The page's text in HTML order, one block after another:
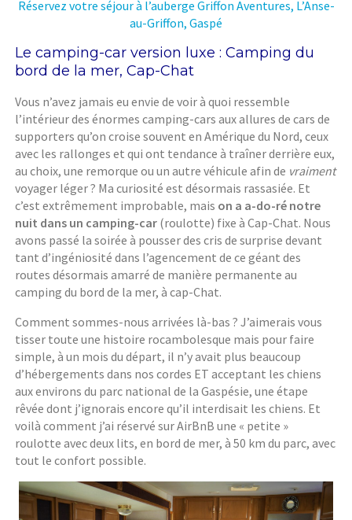
Réservez votre séjour à l’auberge Griffon Aventures, L’Anse-
au-Griffon, Gaspé
Le camping-car version luxe : Camping du
bord de la mer, Cap-Chat
Vous n’avez jamais eu envie de voir à quoi ressemble
l’intérieur des énormes camping-cars aux allures de cars de
supporters qu’on croise souvent en Amérique du Nord, ceux
avec les rallonges et qui ont tendance à traîner derrière eux,
au choix, une remorque ou un autre véhicule afin de vraiment
voyager léger ? Ma curiosité est désormais rassasiée. Et
c’est extrêmement improbable, mais on a a-do-ré notre
nuit dans un camping-car (roulotte) fixe à Cap-Chat. Nous
avons passé la soirée à pousser des cris de surprise devant
tant d’ingéniosité dans l’agencement de ce géant des
routes désormais amarré de manière permanente au
camping du bord de la mer, à cap-Chat.
Comment sommes-nous arrivées là-bas ? J’aimerais vous
tisser toute une histoire rocambolesque mais pour faire
simple, à un mois du départ, il n’y avait plus beaucoup
d’hébergements dans nos cordes ET acceptant les chiens
aux environs du parc national de la Gaspésie, une étape
rêvée dont j’ignorais encore qu’il interdisait les chiens. Et
voilà comment j’ai réservé sur AirBnB une « petite »
roulotte avec deux lits, en bord de mer, à 50 km du parc, avec
tout le confort possible.